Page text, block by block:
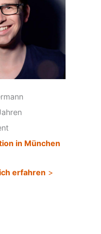
in München
erfahren >